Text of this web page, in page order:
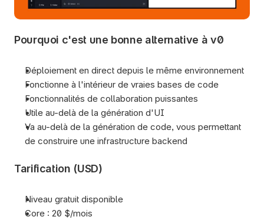
Pourquoi c'est une bonne alternative à v0
Déploiement en direct depuis le même environnement
Fonctionne à l'intérieur de vraies bases de code
Fonctionnalités de collaboration puissantes
Utile au-delà de la génération d'UI
Va au-delà de la génération de code, vous permettant
de construire une infrastructure backend
Tarification (USD)
Niveau gratuit disponible
Core : 20 $/mois